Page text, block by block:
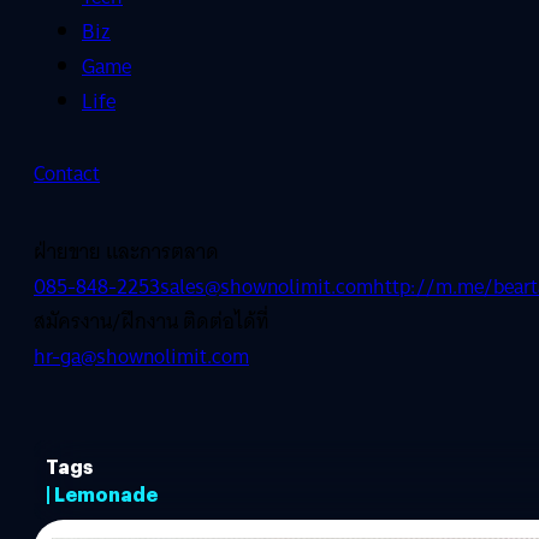
Biz
Game
Life
Contact
ฝ่ายขาย และการตลาด
085-848-2253sales@shownolimit.comhttp://m.me/
สมัครงาน/ฝึกงาน ติดต่อได้ที่
hr-ga@shownolimit.com
Tags
| Lemonade